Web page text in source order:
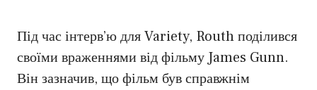
Під час інтерв’ю для Variety, Routh поділився
своїми враженнями від фільму James Gunn.
Він зазначив, що фільм був справжнім